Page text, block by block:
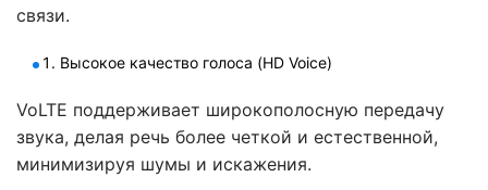
связи.
Высокое качество голоса (HD Voice)
VoLTE поддерживает широкополосную передачу
звука, делая речь более четкой и естественной,
минимизируя шумы и искажения.